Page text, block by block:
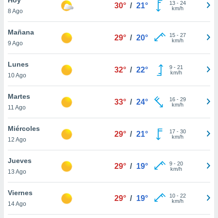
y
en
más
de
8 Ago
30° / 21° 13- 24
km/h
Mañana
9 Ago
29° / 20° 15- 27
km/h
Lunes
10 Ago
32° / 22° 9- 21
km/h
Martes
11 Ago
33° / 24° 16- 29
km/h
Miércoles
12 Ago
29° / 21° 17- 30
km/h
Jueves
13 Ago
29° / 19° 9- 20
km/h
Viernes
14 Ago
29° / 19° 10- 22
km/h